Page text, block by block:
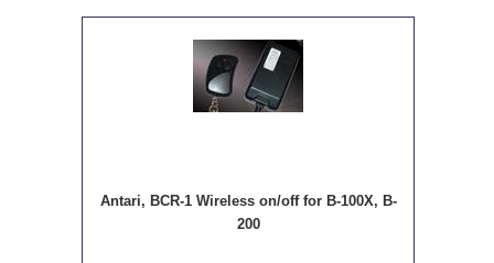
Antari, BCR-1 Wireless on/off for B-100X, B-
200